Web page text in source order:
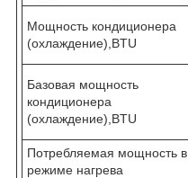
Мощность кондиционера
(охлаждение),BTU
Базовая мощность
кондиционера
(охлаждение),BTU
Потребляемая мощность в
режиме нагрева